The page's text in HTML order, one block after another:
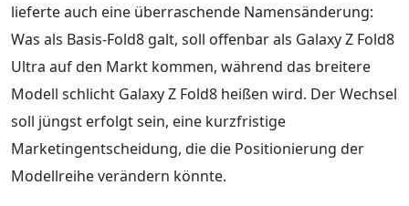
lieferte auch eine überraschende Namensänderung:
Was als Basis-Fold8 galt, soll offenbar als Galaxy Z Fold8
Ultra auf den Markt kommen, während das breitere
Modell schlicht Galaxy Z Fold8 heißen wird. Der Wechsel
soll jüngst erfolgt sein, eine kurzfristige
Marketingentscheidung, die die Positionierung der
Modellreihe verändern könnte.